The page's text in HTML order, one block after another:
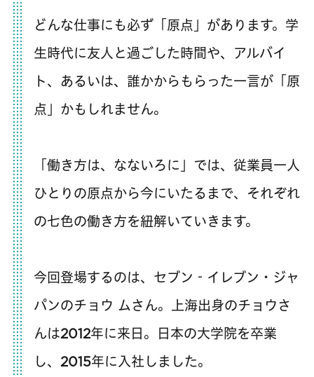
どんな仕事にも必ず「原点」があります。学
生時代に友人と過ごした時間や、アルバイ
ト、あるいは、誰かからもらった一言が「原
点」かもしれません。
「働き方は、なないろに」では、従業員一人
ひとりの原点から今にいたるまで、それぞれ
の七色の働き方を紐解いていきます。
今回登場するのは、セブン‐イレブン・ジャ
パンのチョウ ムさん。上海出身のチョウさ
んは2012年に来日。日本の大学院を卒業
し、2015年に入社しました。